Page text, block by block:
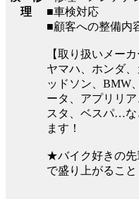
理
■車検対応
■顧客への整備内
【取り扱いメーカ
ヤマハ、ホンダ
ッドソン、BMW
ータ、アプリリ
スタ、ベスパ…な
ます！
★バイク好きの先
で盛り上がるこ